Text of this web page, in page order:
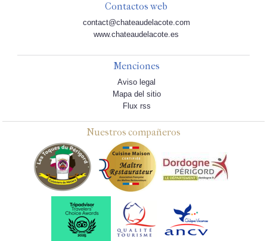
Contactos web
contact@chateaudelacote.com
www.chateaudelacote.es
Menciones
Aviso legal
Mapa del sitio
Flux rss
Nuestros compañeros